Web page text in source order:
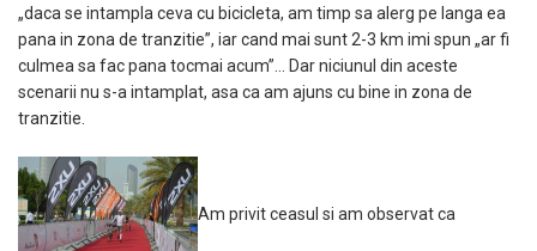
„daca se intampla ceva cu bicicleta, am timp sa alerg pe langa ea
pana in zona de tranzitie”, iar cand mai sunt 2-3 km imi spun „ar fi
culmea sa fac pana tocmai acum”… Dar niciunul din aceste
scenarii nu s-a intamplat, asa ca am ajuns cu bine in zona de
tranzitie.
Am privit ceasul si am observat ca